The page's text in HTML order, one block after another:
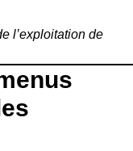
l’exploitation de